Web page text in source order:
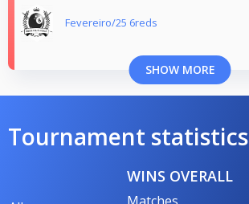
Fevereiro/25 6reds
SHOW MORE
Tournament statistics
WINS OVERALL